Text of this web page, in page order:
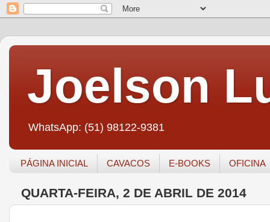
Joelson
WhatsApp: (51) 98122-9381
PÁGINA INICIAL CAVACOS E-BOOKS OFICINA
QUARTA-FEIRA, 2 DE ABRIL DE 2014